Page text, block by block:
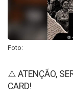
Foto:
⚠️ ATENÇÃO,
CARD!